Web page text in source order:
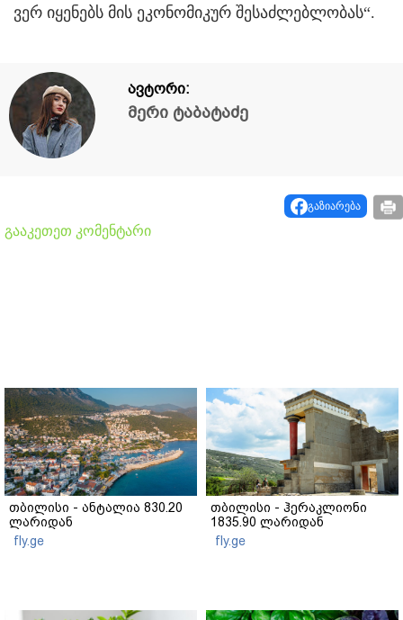
ვერ იყენებს მის ეკონომიკურ შესაძლებლობას“.
ავტორი:
მერი ტაბატაძე
გაზიარება
გააკეთეთ კომენტარი
თბილისი - ანტალია 830.20
ლარიდან
fly.ge
თბილისი - ჰერაკლიონი
1835.90 ლარიდან
fly.ge